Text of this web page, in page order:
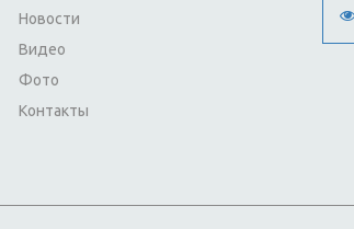
Новости
Видео
Фото
Контакты